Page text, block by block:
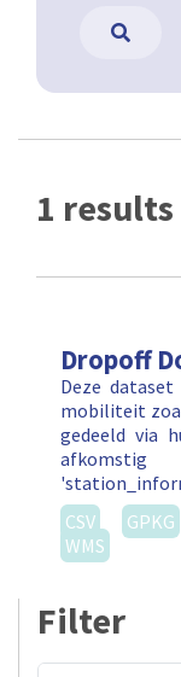
1 results
Dropoff
Deze
mobiliteit
gedeeld via
CSV
GPKG
WMS
Filter